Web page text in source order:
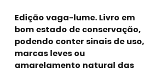
Edição vaga-lume. Livro em
bom estado de conservação,
podendo conter sinais de uso,
marcas leves ou
amarelamento natural das